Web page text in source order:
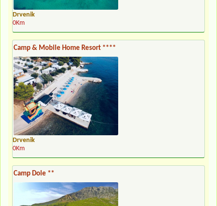
Drvenik
0Km
Camp & Mobile Home Resort ****
Drvenik
0Km
Camp Dole **